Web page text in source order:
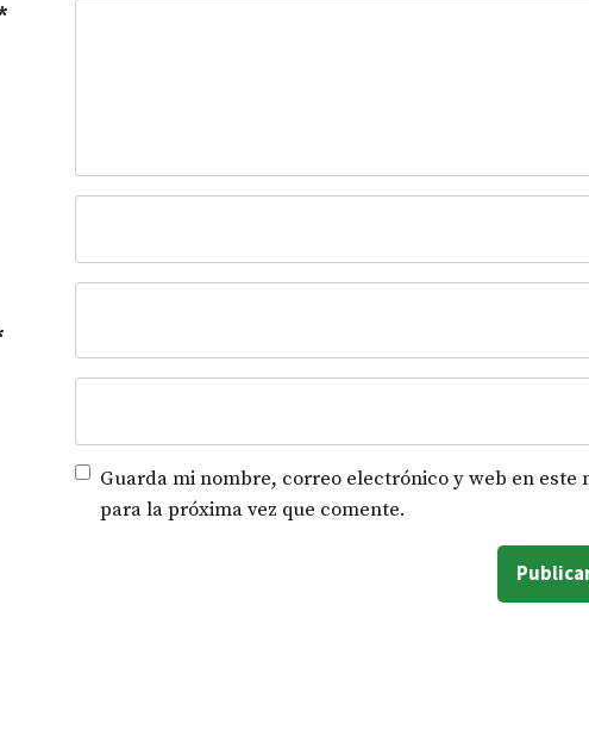
Guarda mi nombre, correo electrónico y web en este
para la próxima vez que comente.